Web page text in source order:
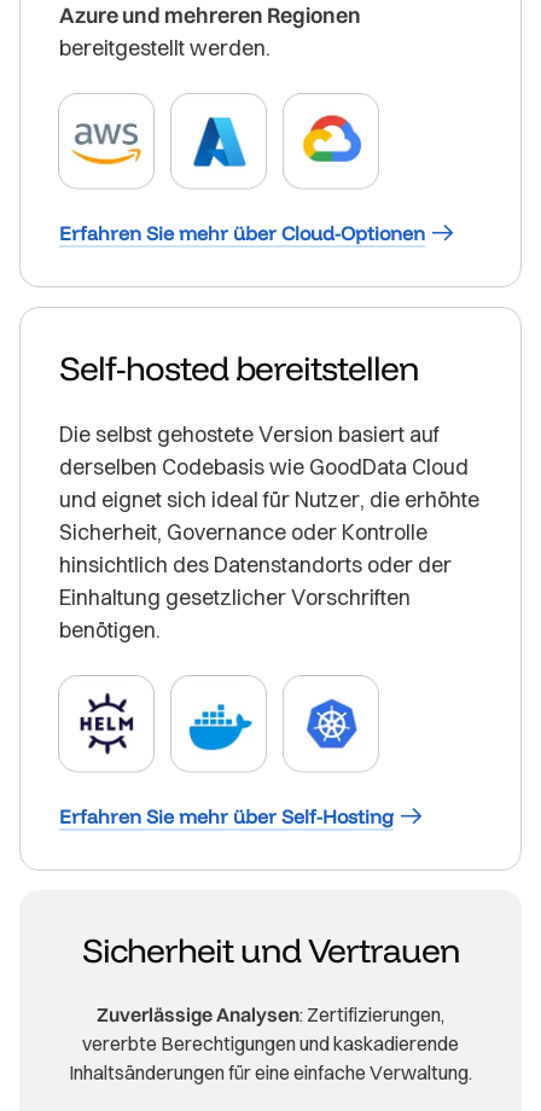
Azure und mehreren Regionen
bereitgestellt werden.
Erfahren Sie mehr über Cloud-Optionen
Self-hosted bereitstellen
Die selbst gehostete Version basiert auf
derselben Codebasis wie GoodData Cloud
und eignet sich ideal für Nutzer, die erhöhte
Sicherheit, Governance oder Kontrolle
hinsichtlich des Datenstandorts oder der
Einhaltung gesetzlicher Vorschriften
benötigen.
Erfahren Sie mehr über Self-Hosting
Sicherheit und Vertrauen
Zuverlässige Analysen: Zertifizierungen,
vererbte Berechtigungen und kaskadierende
Inhaltsänderungen für eine einfache Verwaltung.